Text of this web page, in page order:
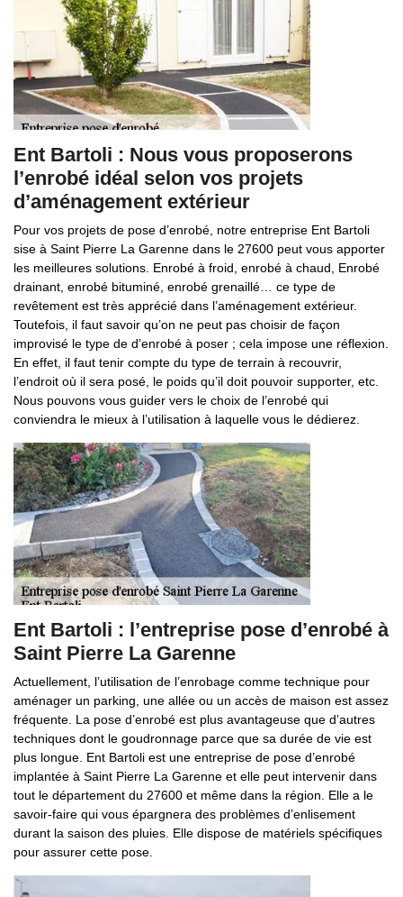
Ent Bartoli : Nous vous proposerons
l’enrobé idéal selon vos projets
d’aménagement extérieur
Pour vos projets de pose d’enrobé, notre entreprise Ent Bartoli
sise à Saint Pierre La Garenne dans le 27600 peut vous apporter
les meilleures solutions. Enrobé à froid, enrobé à chaud, Enrobé
drainant, enrobé bituminé, enrobé grenaillé… ce type de
revêtement est très apprécié dans l’aménagement extérieur.
Toutefois, il faut savoir qu’on ne peut pas choisir de façon
improvisé le type de d’enrobé à poser ; cela impose une réflexion.
En effet, il faut tenir compte du type de terrain à recouvrir,
l’endroit où il sera posé, le poids qu’il doit pouvoir supporter, etc.
Nous pouvons vous guider vers le choix de l’enrobé qui
conviendra le mieux à l’utilisation à laquelle vous le dédierez.
Ent Bartoli : l’entreprise pose d’enrobé à
Saint Pierre La Garenne
Actuellement, l’utilisation de l’enrobage comme technique pour
aménager un parking, une allée ou un accès de maison est assez
fréquente. La pose d’enrobé est plus avantageuse que d’autres
techniques dont le goudronnage parce que sa durée de vie est
plus longue. Ent Bartoli est une entreprise de pose d’enrobé
implantée à Saint Pierre La Garenne et elle peut intervenir dans
tout le département du 27600 et même dans la région. Elle a le
savoir-faire qui vous épargnera des problèmes d’enlisement
durant la saison des pluies. Elle dispose de matériels spécifiques
pour assurer cette pose.